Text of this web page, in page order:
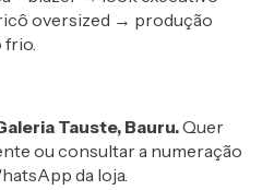
oversized → produção
frio.
Tauste, Bauru.Quer
ou consultar a numeração
da loja.